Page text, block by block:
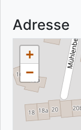
Adresse
+
−